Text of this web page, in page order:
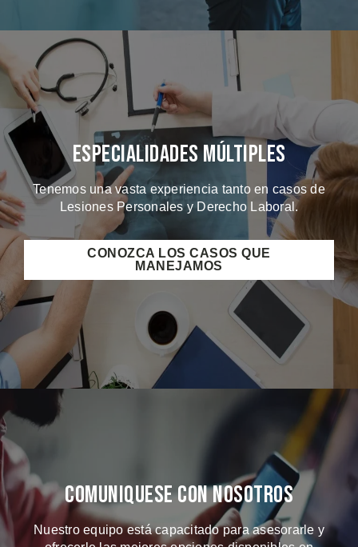
Especialidades Múltiples
Tenemos una vasta experiencia tanto en casos de
Lesiones Personales y Derecho Laboral.
CONOZCA LOS CASOS QUE
MANEJAMOS
Comuniquese Con Nosotros
Nuestro equipo está capacitado para asesorarle y